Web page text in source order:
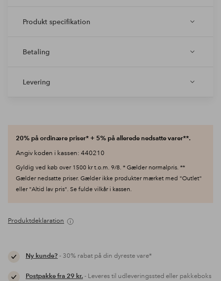
Produkt specifikation
Betaling
Levering
20% på ordinære priser* + 5% på allerede nedsatte varer**.
Angiv koden i kassen: 440210
Gyldig ved køb over 1500 kr t.o.m. 9/8. * Gælder normalpris. **
Gælder nedsatte priser. Gælder ikke produkter mærket med "Outlet"
eller "Altid lav pris". Se fulde vilkår i kassen.
Produktdeklaration
Ny kunde?- 30% rabat på din dyreste vare*
Postpakke fra 29 kr.- Leveres til udleveringssted eller pakkeboks